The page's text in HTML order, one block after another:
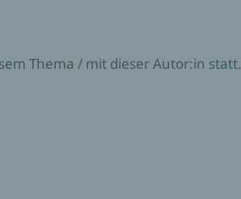
Thema / mit dieser Autor:in statt.